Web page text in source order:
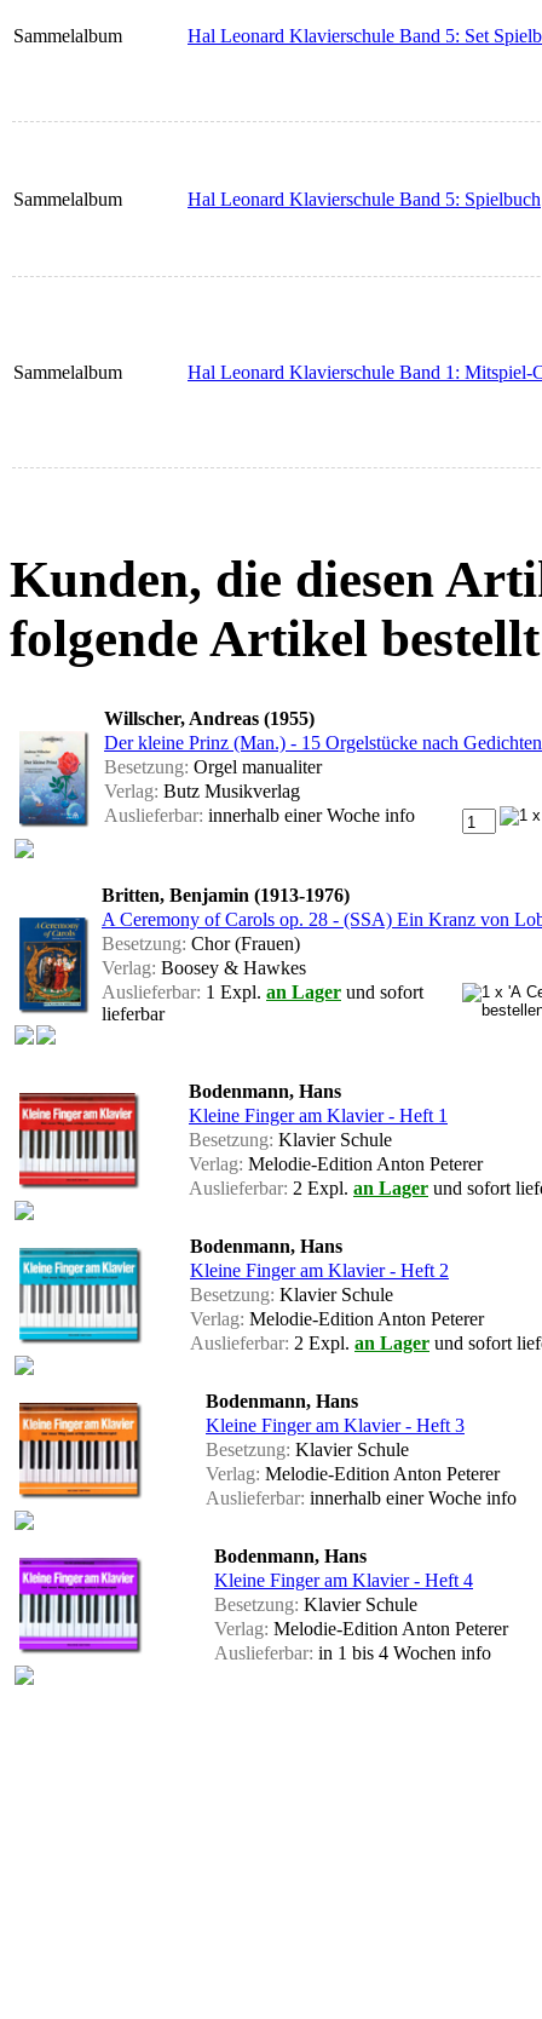
Sammelalbum Hal Leonard Klavierschule Band 5: Set
Sammelalbum Hal Leonard Klavierschule Band 5: Spielbuch
Sammelalbum Hal Leonard Klavierschule Band 1: Mitspiel-
Kunden, die diesen
folgende Artikel
Willscher, Andreas (1955)
Der kleine Prinz (Man.) - 15 Orgelstücke nach
Besetzung: Orgel manualiter
Verlag: Butz Musikverlag
Auslieferbar: innerhalb einer Woche info
Britten, Benjamin (1913-1976)
A Ceremony of Carols op. 28 - (SSA) Ein Kranz von
Besetzung: Chor (Frauen)
Verlag: Boosey & Hawkes
Auslieferbar: 1 Expl. an Lager und sofort
lieferbar
Bodenmann, Hans
Kleine Finger am Klavier - Heft 1
Besetzung: Klavier Schule
Verlag: Melodie-Edition Anton Peterer
Auslieferbar: 2 Expl. an Lager und sofort
Bodenmann, Hans
Kleine Finger am Klavier - Heft 2
Besetzung: Klavier Schule
Verlag: Melodie-Edition Anton Peterer
Auslieferbar: 2 Expl. an Lager und sofort
Bodenmann, Hans
Kleine Finger am Klavier - Heft 3
Besetzung: Klavier Schule
Verlag: Melodie-Edition Anton Peterer
Auslieferbar: innerhalb einer Woche info
Bodenmann, Hans
Kleine Finger am Klavier - Heft 4
Besetzung: Klavier Schule
Verlag: Melodie-Edition Anton Peterer
Auslieferbar: in 1 bis 4 Wochen info